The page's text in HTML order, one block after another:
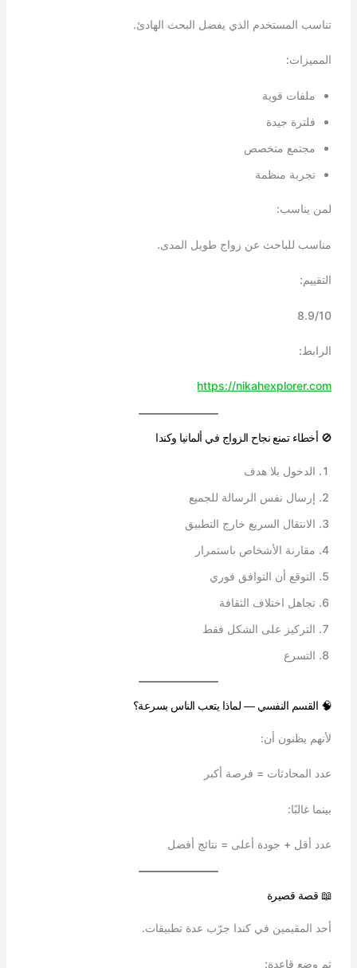
تناسب المستخدم الذي يفضل البحث الهادئ.
المميزات:
ملفات قوية
فلترة جيدة
مجتمع متخصص
تجربة منظمة
لمن يناسب:
مناسب للباحث عن زواج طويل المدى.
التقييم:
8.9/10
الرابط:
https://nikahexplorer.com
🚫 أخطاء تمنع نجاح الزواج في ألمانيا وكندا
الدخول بلا هدف
إرسال نفس الرسالة للجميع
الانتقال السريع خارج التطبيق
مقارنة الأشخاص باستمرار
التوقع أن التوافق فوري
تجاهل اختلاف الثقافة
التركيز على الشكل فقط
التسرع
🧠 القسم النفسي — لماذا يتعب الناس بسرعة؟
لأنهم يظنون أن:
عدد المحادثات = فرصة أكبر
بينما غالبًا:
عدد أقل + جودة أعلى = نتائج أفضل
📖 قصة قصيرة
أحد المقيمين في كندا جرّب عدة تطبيقات.
ثم وضع قاعدة: